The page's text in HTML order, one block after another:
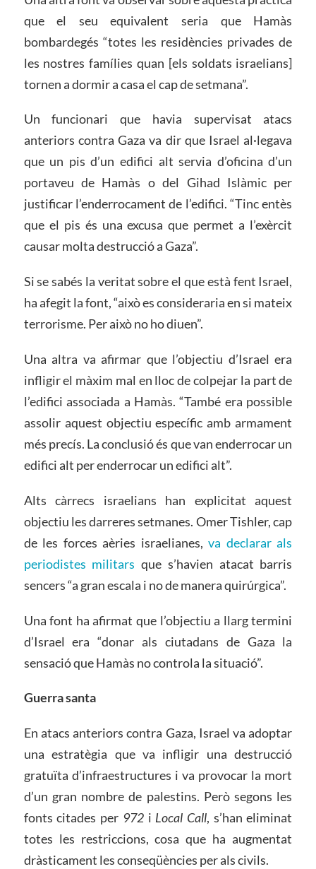
que el seu equivalent seria que Hamàs
bombardegés “totes les residències privades de
les nostres famílies quan [els soldats israelians]
tornen a dormir a casa el cap de setmana”.
Un funcionari que havia supervisat atacs
anteriors contra Gaza va dir que Israel al·legava
que un pis d’un edifici alt servia d’oficina d’un
portaveu de Hamàs o del Gihad Islàmic per
justificar l’enderrocament de l’edifici. “Tinc entès
que el pis és una excusa que permet a l’exèrcit
causar molta destrucció a Gaza”.
Si se sabés la veritat sobre el que està fent Israel,
ha afegit la font, “això es consideraria en si mateix
terrorisme. Per això no ho diuen”.
Una altra va afirmar que l’objectiu d’Israel era
infligir el màxim mal en lloc de colpejar la part de
l’edifici associada a Hamàs. “També era possible
assolir aquest objectiu específic amb armament
més precís. La conclusió és que van enderrocar un
edifici alt per enderrocar un edifici alt”.
Alts càrrecs israelians han explicitat aquest
objectiu les darreres setmanes. Omer Tishler, cap
de les forces aèries israelianes,va declarar als
periodistes militars que s’havien atacat barris
sencers “a gran escala i no de manera quirúrgica”.
Una font ha afirmat que l’objectiu a llarg termini
d’Israel era “donar als ciutadans de Gaza la
sensació que Hamàs no controla la situació”.
Guerra santa
En atacs anteriors contra Gaza, Israel va adoptar
una estratègia que va infligir una destrucció
gratuïta d’infraestructures i va provocar la mort
d’un gran nombre de palestins. Però segons les
fonts citades per 972i Local Call, s’han eliminat
totes les restriccions, cosa que ha augmentat
dràsticament les conseqüències per als civils.